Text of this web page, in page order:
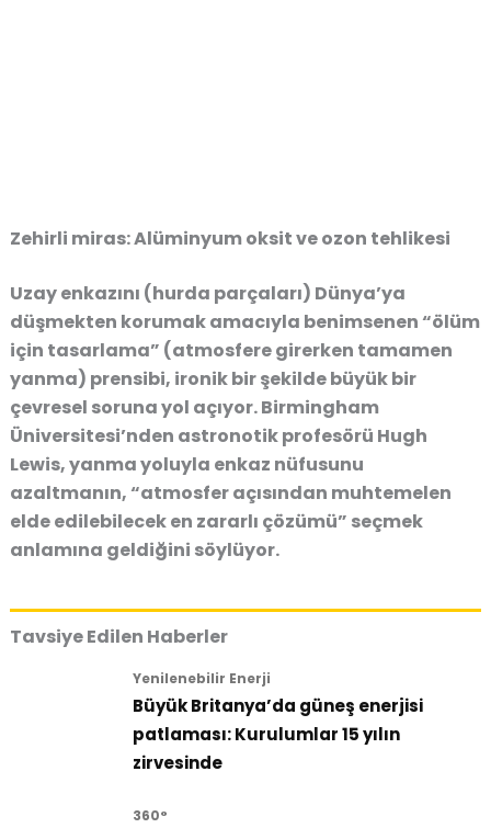
Zehirli miras: Alüminyum oksit ve ozon tehlikesi
Uzay enkazını (hurda parçaları) Dünya’ya
düşmekten korumak amacıyla benimsenen “ölüm
için tasarlama” (atmosfere girerken tamamen
yanma) prensibi, ironik bir şekilde büyük bir
çevresel soruna yol açıyor. Birmingham
Üniversitesi’nden astronotik profesörü Hugh
Lewis, yanma yoluyla enkaz nüfusunu
azaltmanın, “atmosfer açısından muhtemelen
elde edilebilecek en zararlı çözümü” seçmek
anlamına geldiğini söylüyor.
Tavsiye Edilen Haberler
Yenilenebilir Enerji
Büyük Britanya’da güneş enerjisi
patlaması: Kurulumlar 15 yılın
zirvesinde
360°